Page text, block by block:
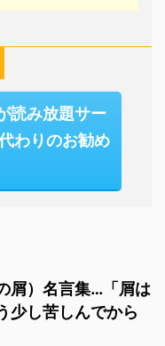
読み放題サー
わりのお勧め
屑）名言集…「屑は
少し苦しんでから